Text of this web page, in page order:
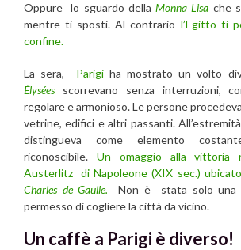
Oppure lo sguardo dellaMonna Lisa che
mentre ti sposti. Al contrario l’Egitto ti
confine.
La sera, Parigiha mostrato un volto
Élysées scorrevano senza interruzioni,
regolare e armonioso. Le persone
vetrine, edifici e altri passanti.
distingueva come elemento
riconoscibile. Un omaggio alla vittoria
Austerlitz di Napoleone (XIX sec.)
Charles de Gaulle. Non è stata solo una
permesso di cogliere la città da vicino.
Un caffè a Parigi è diverso!